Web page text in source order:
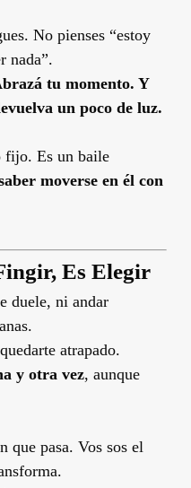
No pienses “estoy
nada”.
tu momento. Y
un poco de luz.
fijo. Es un baile
moverse en él con
Es Elegir
duele, ni andar
atrapado.
y otra vez, aunque
que pasa. Vos sos el